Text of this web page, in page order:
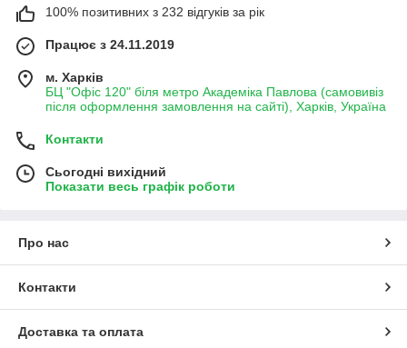
100% позитивних з 232 відгуків за рік
Працює з 24.11.2019
м. Харків
БЦ "Офіс 120" біля метро Академіка Павлова (самовивіз
після оформлення замовлення на сайті), Харків, Україна
Контакти
Сьогодні вихідний
Показати весь графік роботи
Про нас
Контакти
Доставка та оплата